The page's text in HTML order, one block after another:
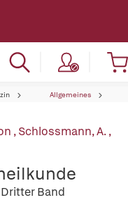
Allgemeines
,Schlossmann, A.,
Band